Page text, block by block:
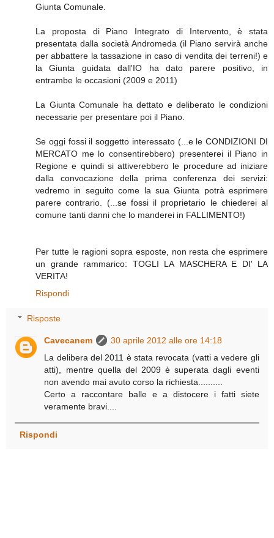
Giunta Comunale.
La proposta di Piano Integrato di Intervento, è stata
presentata dalla società Andromeda (il Piano servirà anche
per abbattere la tassazione in caso di vendita dei terreni!) e
la Giunta guidata dall'IO ha dato parere positivo, in
entrambe le occasioni (2009 e 2011)
La Giunta Comunale ha dettato e deliberato le condizioni
necessarie per presentare poi il Piano.
Se oggi fossi il soggetto interessato (...e le CONDIZIONI DI
MERCATO me lo consentirebbero) presenterei il Piano in
Regione e quindi si attiverebbero le procedure ad iniziare
dalla convocazione della prima conferenza dei servizi:
vedremo in seguito come la sua Giunta potrà esprimere
parere contrario. (...se fossi il proprietario le chiederei al
comune tanti danni che lo manderei in FALLIMENTO!)
Per tutte le ragioni sopra esposte, non resta che esprimere
un grande rammarico: TOGLI LA MASCHERA E DI' LA
VERITA!
Rispondi
Risposte
Cavecanem
30 aprile 2012 alle ore 14:18
La delibera del 2011 è stata revocata (vatti a vedere gli
atti), mentre quella del 2009 è superata dagli eventi
non avendo mai avuto corso la richiesta..........
Certo a raccontare balle e a distocere i fatti siete
veramente bravi....
Rispondi